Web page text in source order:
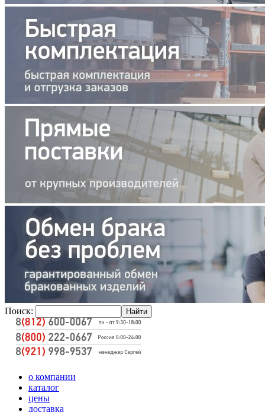
Поиск:
о компании
каталог
цены
доставка